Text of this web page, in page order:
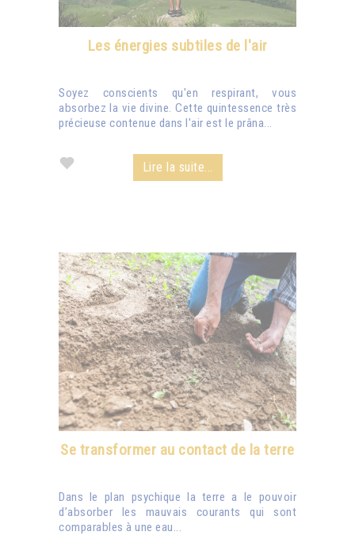
Les énergies subtiles de l'air
Soyez conscients qu'en respirant, vous
absorbez la vie divine. Cette quintessence très
précieuse contenue dans l'air est le prâna...
Lire la suite...
Se transformer au contact de la terre
Dans le plan psychique la terre a le pouvoir
d’absorber les mauvais courants qui sont
comparables à une eau...